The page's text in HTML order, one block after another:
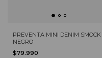
PREVENTA MINI DENIM SMOCK
NEGRO
$79.990